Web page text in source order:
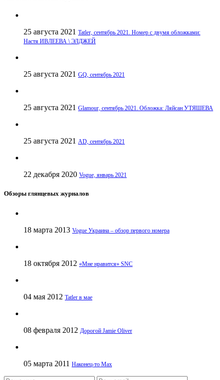
25 августа 2021 Tatler, сентябрь 2021. Номер с двумя обложками:
Настя ИВЛЕЕВА \ ЭЛДЖЕЙ
25 августа 2021 GQ, сентябрь 2021
25 августа 2021 Glamour, сентябрь 2021. Обложка: Ляйсан УТЯШЕВА
25 августа 2021 AD, сентябрь 2021
22 декабря 2020 Vogue, январь 2021
Обзоры глянцевых журналов
18 марта 2013 Vogue Украина – обзор первого номера
18 октября 2012 «Мне нравится» SNC
04 мая 2012 Tatler в мае
08 февраля 2012 Дорогой Jamie Oliver
05 марта 2011 Наконец-то Max